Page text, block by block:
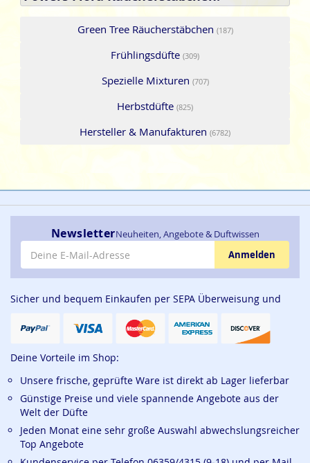
Green Tree Räucherstäbchen (187)
Frühlingsdüfte (309)
Spezielle Mixturen (707)
Herbstdüfte (825)
Hersteller & Manufakturen (6782)
NewsletterNeuheiten, Angebote & Duftwissen
E-Mail-Adresse
Anmelden
Sicher und bequem Einkaufen per SEPA Überweisung und
Deine Vorteile im Shop:
Unsere frische, geprüfte Ware ist direkt ab Lager lieferbar
Günstige Preise und viele spannende Angebote aus der
Welt der Düfte
Jeden Monat eine sehr große Auswahl abwechslungsreicher
Top Angebote